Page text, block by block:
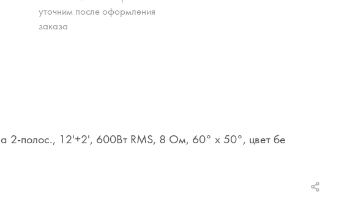
уточним после оформления
заказа
2-полос., 12'+2', 600Вт RMS, 8 Ом, 60° x 50°, цвет бе